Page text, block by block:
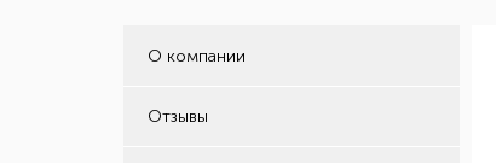
О компании
Отзывы